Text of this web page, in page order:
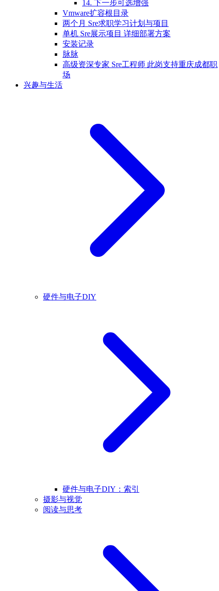
14. 下一步可选增强
Vmware扩容根目录
两个月 Sre求职学习计划与项目
单机 Sre展示项目 详细部署方案
安装记录
脉脉
高级资深专家 Sre工程师 此岗支持重庆成都职
场
兴趣与生活
硬件与电子DIY
硬件与电子DIY：索引
摄影与视觉
阅读与思考